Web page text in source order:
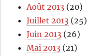
Août 2013 (20)
Juillet 2013 (25)
Juin 2013 (26)
Mai 2013 (21)